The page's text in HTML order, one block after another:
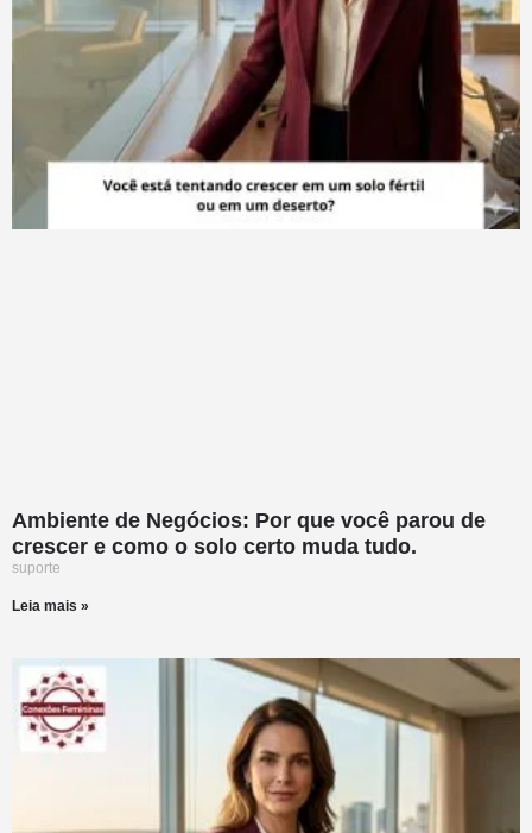
Ambiente de Negócios: Por que você parou de
crescer e como o solo certo muda tudo.
suporte
Leia mais »